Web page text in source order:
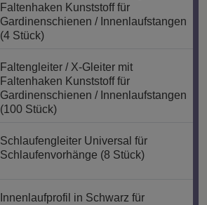
Faltenhaken Kunststoff für
Gardinenschienen / Innenlaufstangen
(4 Stück)
Faltengleiter / X-Gleiter mit
Faltenhaken Kunststoff für
Gardinenschienen / Innenlaufstangen
(100 Stück)
Schlaufengleiter Universal für
Schlaufenvorhänge (8 Stück)
Innenlaufprofil in Schwarz für